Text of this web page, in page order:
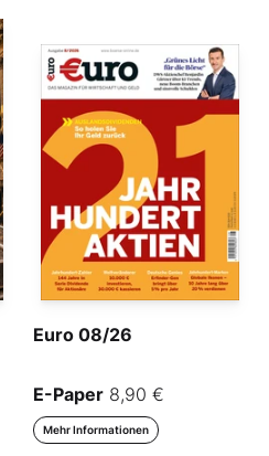
Euro 08/26
E-Paper 8,90 €
Mehr Informationen